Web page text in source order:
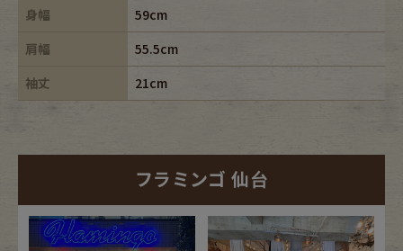
身幅
59cm
肩幅
55.5cm
袖丈
21cm
フラミンゴ 仙台